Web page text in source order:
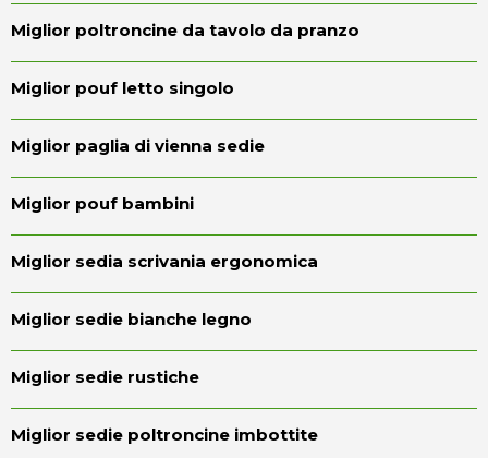
Miglior poltroncine da tavolo da pranzo
Miglior pouf letto singolo
Miglior paglia di vienna sedie
Miglior pouf bambini
Miglior sedia scrivania ergonomica
Miglior sedie bianche legno
Miglior sedie rustiche
Miglior sedie poltroncine imbottite